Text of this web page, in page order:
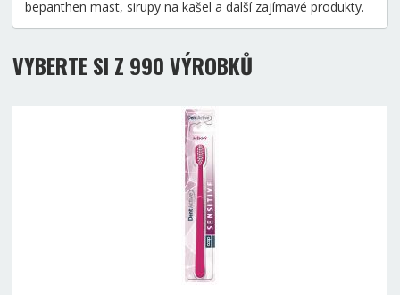
bepanthen mast, sirupy na kašel a další zajímavé produkty.
VYBERTE SI Z 990 VÝROBKŮ